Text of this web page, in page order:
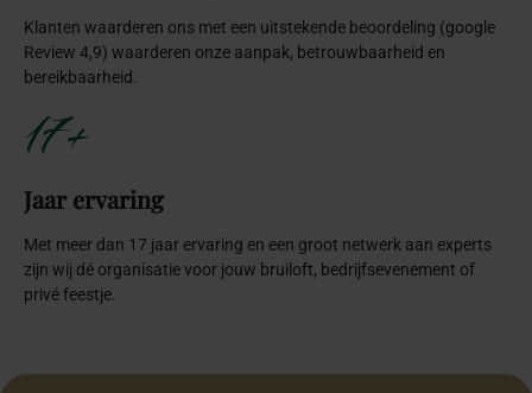
Klanten waarderen ons met een uitstekende beoordeling (google
Review 4,9) waarderen onze aanpak, betrouwbaarheid en
bereikbaarheid.
17+
Jaar ervaring
Met meer dan 17 jaar ervaring en een groot netwerk aan experts
zijn wij dé organisatie voor jouw bruiloft, bedrijfsevenement of
privé feestje.